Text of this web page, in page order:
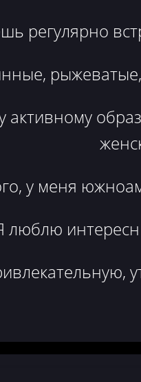
регулярно
активному
у меня
люблю